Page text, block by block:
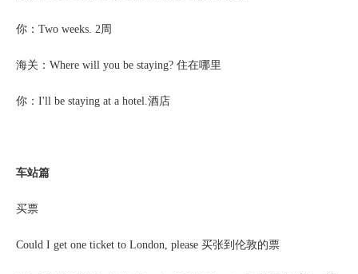
你： Two weeks. 2周
海关： Where will you be staying? 住在哪里
你： I'll be staying at a hotel.酒店
车站篇
买票
Could I get one ticket to London, please 买张到伦敦的票